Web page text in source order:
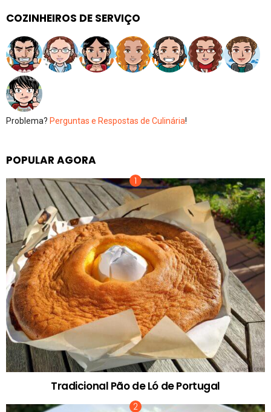
COZINHEIROS DE SERVIÇO
Problema? Perguntas e Respostas de Culinária!
POPULAR AGORA
Tradicional Pão de Ló de Portugal